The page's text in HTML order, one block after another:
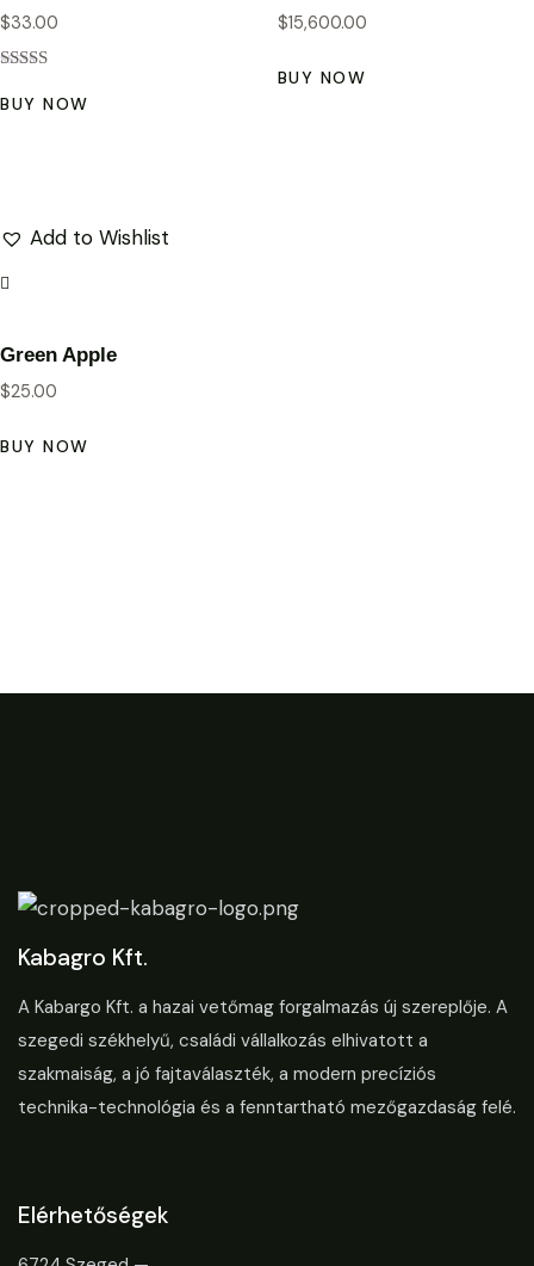
$33.00
5.00
BUY NOW
$15,600.00
BUY NOW
Add to Wishlist
Green Apple
$25.00
BUY NOW
Kabagro Kft.
A Kabargo Kft. a hazai vetőmag forgalmazás új szereplője. A
szegedi székhelyű, családi vállalkozás elhivatott a
szakmaiság, a jó fajtaválaszték, a modern precíziós
technika-technológia és a fenntartható mezőgazdaság felé.
Elérhetőségek